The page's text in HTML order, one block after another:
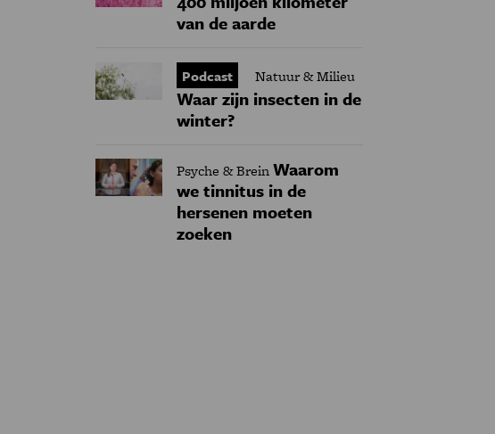
van de aarde
Podcast Natuur & Milieu
Waar zijn insecten in de
winter?
Psyche & BreinWaarom
we tinnitus in de
hersenen moeten
zoeken